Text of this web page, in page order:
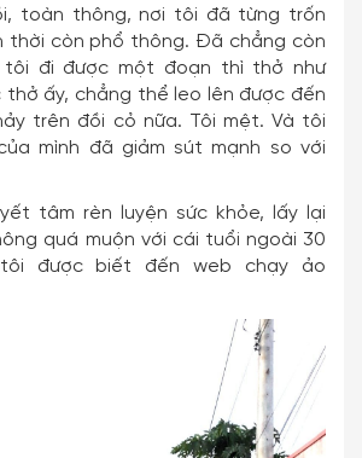
toàn thông, nơi tôi đã từng trốn
thời còn phổ thông. Đã chẳng còn
tôi đi được một đoạn thì thở như
thở ấy, chẳng thể leo lên được đến
trên đồi cỏ nữa. Tôi mệt. Và tôi
mình đã giảm sút mạnh so với
tâm rèn luyện sức khỏe, lấy lại
quá muộn với cái tuổi ngoài 30
được biết đến web chạy ảo